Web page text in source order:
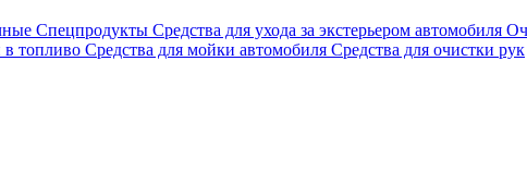
Спецпродукты Средства для ухода за экстерьером автомобиля
топливо Средства для мойки автомобиля Средства для очистки рук